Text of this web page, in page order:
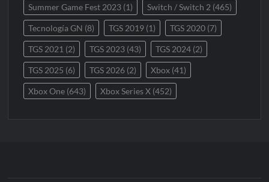
Summer Game Fest 2023 (1) Switch / Switch 2 (465)
Tecnología GN (8) TGS 2019 (1) TGS 2020 (7)
TGS 2021 (2) TGS 2023 (43) TGS 2024 (2)
TGS 2025 (6) TGS 2026 (2) Xbox (41)
Xbox One (643) Xbox Series X (452)